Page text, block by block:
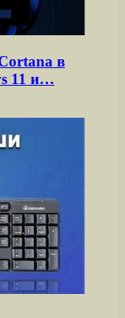
в
11 и…